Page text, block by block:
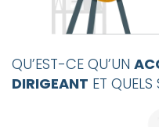
QU’EST-CE QU’UN
DIRIGEANT ET